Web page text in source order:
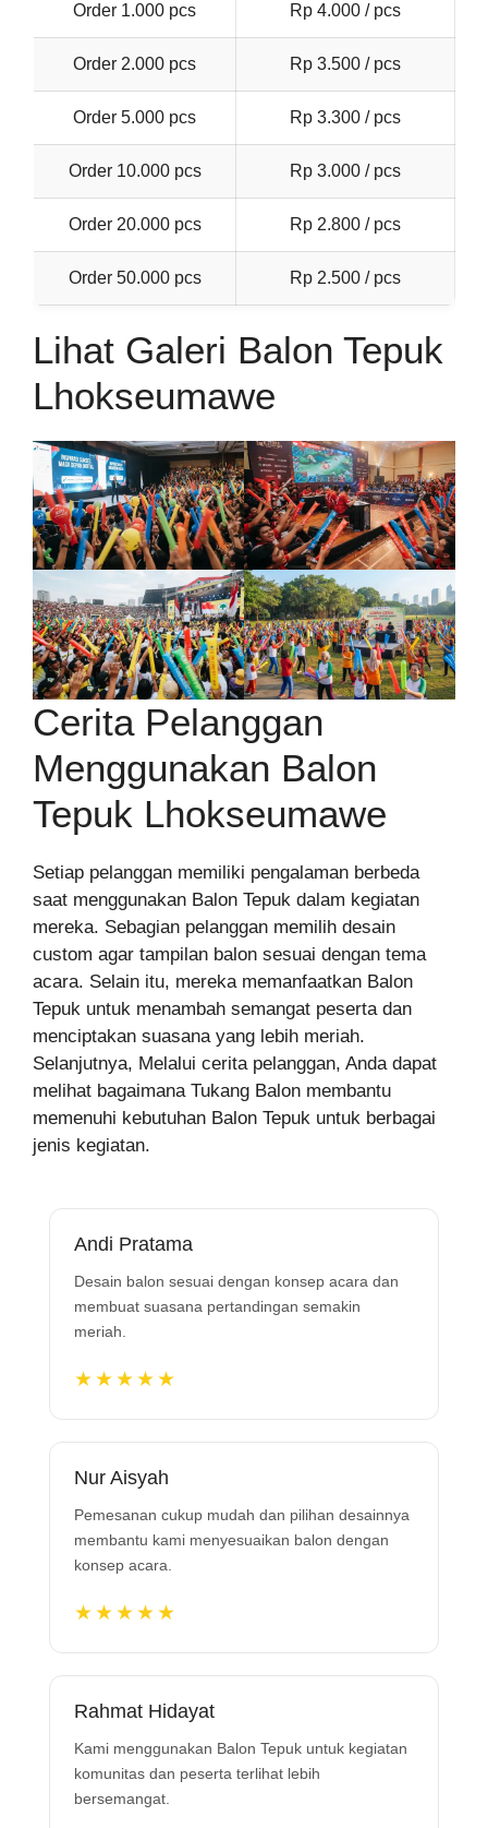
Order 1.000 pcs Rp 4.000 / pcs
Order 2.000 pcs Rp 3.500 / pcs
Order 5.000 pcs Rp 3.300 / pcs
Order 10.000 pcs Rp 3.000 / pcs
Order 20.000 pcs Rp 2.800 / pcs
Order 50.000 pcs Rp 2.500 / pcs
Lihat Galeri Balon Tepuk
Lhokseumawe
Cerita Pelanggan
Menggunakan Balon
Tepuk Lhokseumawe
Setiap pelanggan memiliki pengalaman berbeda
saat menggunakan Balon Tepuk dalam kegiatan
mereka. Sebagian pelanggan memilih desain
custom agar tampilan balon sesuai dengan tema
acara. Selain itu, mereka memanfaatkan Balon
Tepuk untuk menambah semangat peserta dan
menciptakan suasana yang lebih meriah.
Selanjutnya, Melalui cerita pelanggan, Anda dapat
melihat bagaimana Tukang Balon membantu
memenuhi kebutuhan Balon Tepuk untuk berbagai
jenis kegiatan.
Andi Pratama
Desain balon sesuai dengan konsep acara dan
membuat suasana pertandingan semakin
meriah.
★★★★★
Nur Aisyah
Pemesanan cukup mudah dan pilihan desainnya
membantu kami menyesuaikan balon dengan
konsep acara.
★★★★★
Rahmat Hidayat
Kami menggunakan Balon Tepuk untuk kegiatan
komunitas dan peserta terlihat lebih
bersemangat.